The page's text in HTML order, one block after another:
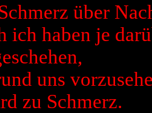
über
ich haben je
uns
zu Schmerz.